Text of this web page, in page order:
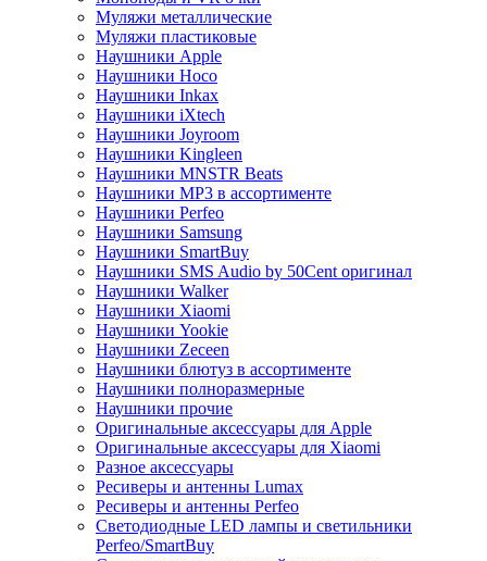
Муляжи металлические
Муляжи пластиковые
Наушники Apple
Наушники Hoco
Наушники Inkax
Наушники iXtech
Наушники Joyroom
Наушники Kingleen
Наушники MNSTR Beats
Наушники MP3 в ассортименте
Наушники Perfeo
Наушники Samsung
Наушники SmartBuy
Наушники SMS Audio by 50Cent оригинал
Наушники Walker
Наушники Xiaomi
Наушники Yookie
Наушники Zeceen
Наушники блютуз в ассортименте
Наушники полноразмерные
Наушники прочие
Оригинальные аксессуары для Apple
Оригинальные аксессуары для Xiaomi
Разное аксессуары
Ресиверы и антенны Lumax
Ресиверы и антенны Perfeo
Светодиодные LED лампы и светильники
Perfeo/SmartBuy